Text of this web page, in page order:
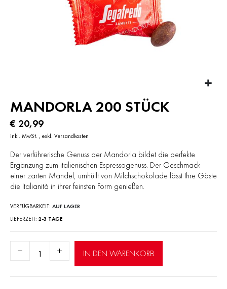
Anfang
der
Bildergalerie
springen
MANDORLA 200 STÜCK
€ 20,99
inkl. MwSt. , exkl. Versandkosten
Der verführerische Genuss der Mandorla bildet die perfekte
Ergänzung zum italienischen Espressogenuss. Der Geschmack
einer zarten Mandel, umhüllt von Milchschokolade lässt Ihre Gäste
die Italianità in ihrer feinsten Form genießen.
VERFÜGBARKEIT: AUF LAGER
LIEFERZEIT 2-3 TAGE
IN DEN WARENKORB